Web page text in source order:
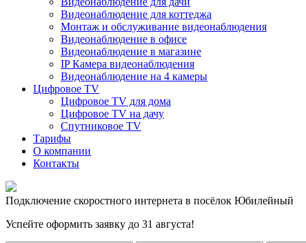
Видеонаблюдение для коттеджа
Монтаж и обслуживание видеонаблюдения
Видеонаблюдение в офисе
Видеонаблюдение в магазине
IP Камера видеонаблюдения
Видеонаблюдение на 4 камеры
Цифровое TV
Цифровое TV для дома
Цифровое TV на дачу
Спутниковое TV
Тарифы
О компании
Контакты
Подключение скоростного интернета в посёлок Юбилейный
Успейте оформить заявку до 31 августа!